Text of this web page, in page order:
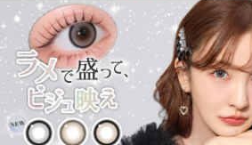
し続けるブランドです。